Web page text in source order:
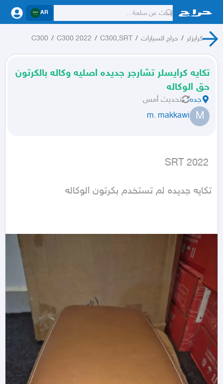
AR
كرايزلر / حراج السيارات /
C300,SRT
/
C300 2022
/
C300
تكايه كرايسلر تشارجر جديده اصليه وكاله بالكرتون
حق الوكاله
جده تحديث أمس
M
m. makkawi
تكايه جديده لم تستخدم بكرتون الوكاله